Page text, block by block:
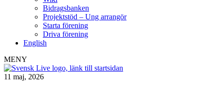
Bidragsbanken
Projektstöd – Ung arrangör
Starta förening
Driva förening
English
MENY
11 maj, 2026